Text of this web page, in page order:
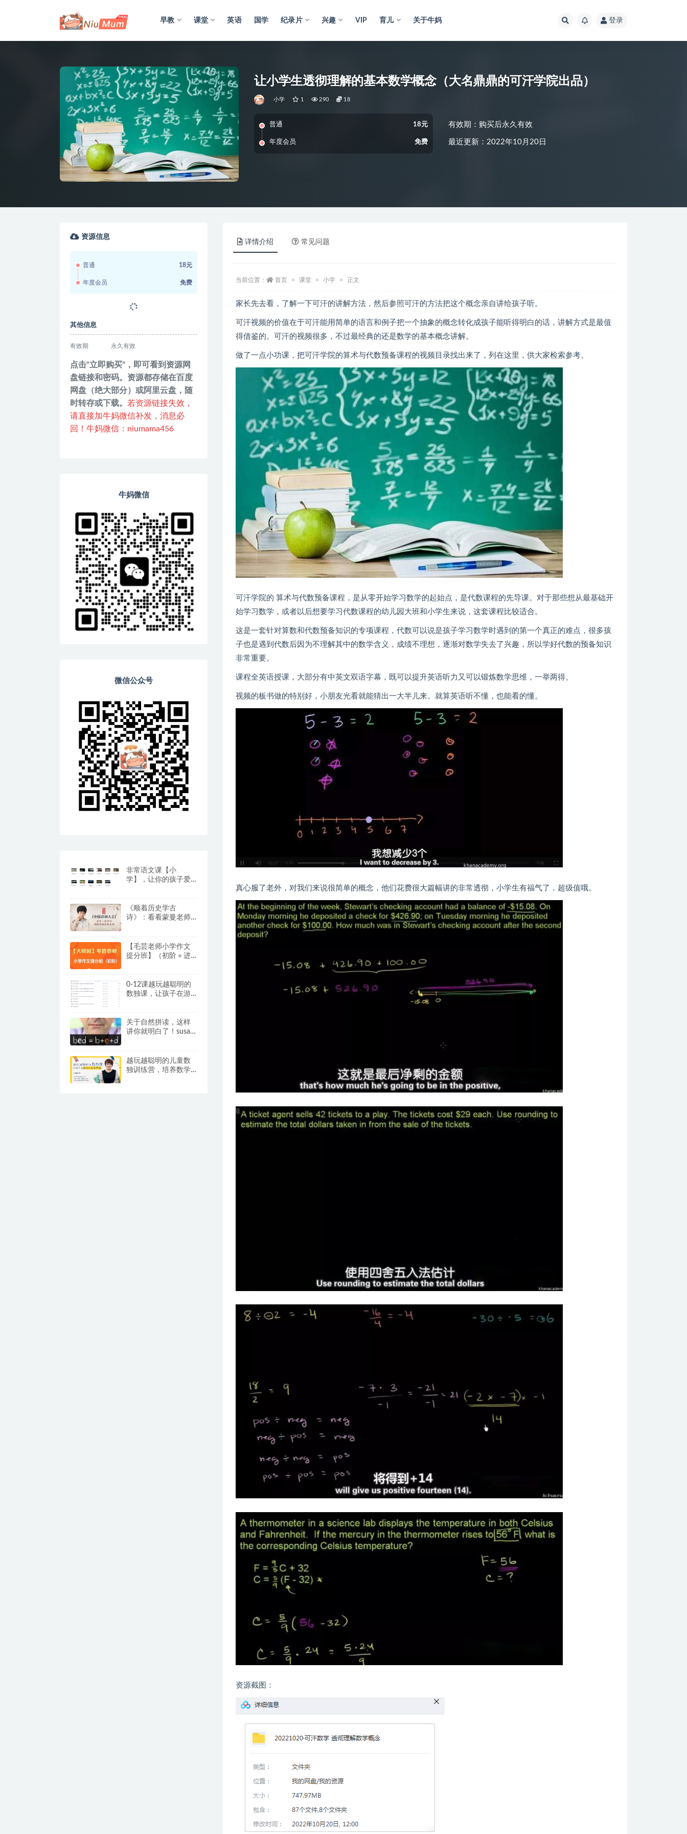
早教 课堂 英语 国学 纪录片 兴趣 VIP 育儿 关于牛妈 登录
让小学生透彻理解的基本数学概念（大名鼎鼎的可汗学院出品）
小学 1 290 18
普通 18元
年度会员 免费
有效期：购买后永久有效
最近更新：2022年10月20日
详情介绍 常见问题
当前位置： 首页 课堂 小学 正文
家长先去看，了解一下可汗的讲解方法，然后参照可汗的方法把这个概念亲自讲给孩子听。
可汗视频的价值在于可汗能用简单的语言和例子把一个抽象的概念转化成孩子能听得明白的话，讲解方式是最值
得借鉴的。可汗的视频很多，不过最经典的还是数学的基本概念讲解。
做了一点小功课，把可汗学院的算术与代数预备课程的视频目录找出来了，列在这里，供大家检索参考。
可汗学院的 算术与代数预备课程，是从零开始学习数学的起始点，是代数课程的先导课。对于那些想从最基础开
始学习数学，或者以后想要学习代数课程的幼儿园大班和小学生来说，这套课程比较适合。
这是一套针对算数和代数预备知识的专项课程，代数可以说是孩子学习数学时遇到的第一个真正的难点，很多孩
子也是遇到代数后因为不理解其中的数学含义，成绩不理想，逐渐对数学失去了兴趣，所以学好代数的预备知识
非常重要。
课程全英语授课，大部分有中英文双语字幕，既可以提升英语听力又可以锻炼数学思维，一举两得。
视频的板书做的特别好，小朋友光看就能猜出一大半儿来。就算英语听不懂，也能看的懂。
真心服了老外，对我们来说很简单的概念，他们花费很大篇幅讲的非常透彻，小学生有福气了，超级值哦。
资源截图：
资源信息
普通 18元
年度会员 免费
其他信息
有效期 永久有效
点击“立即购买”，即可看到资源网
盘链接和密码。资源都存储在百度
网盘（绝大部分）或阿里云盘，随
时转存或下载。 若资源链接失效，
请直接加牛妈微信补发，消息必
回！牛妈微信：niumama456
牛妈微信
微信公众号
非常语文课【小
学】，让你的孩子爱
《顺着历史学古
诗》：看看蒙曼老师
【毛芸老师小学作文
提分班】（初阶＋进
心打造
0-12课越玩越聪明的
数独课，让孩子在游
关于自然拼读，这样
讲你就明白了！susan
越玩越聪明的儿童数
独训练营，培养数学